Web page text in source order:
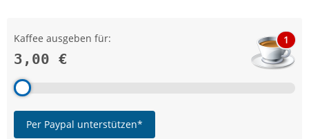
Kaffee ausgeben für:
3,00 €
1
Per Paypal unterstützen*